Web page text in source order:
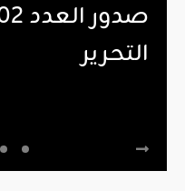
التحرير